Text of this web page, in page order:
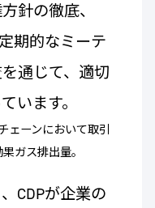
針の徹底、
期的なミーテ
通じて、適切
います。
ーンにおいて取引
ガス排出量。
CDPが企業の